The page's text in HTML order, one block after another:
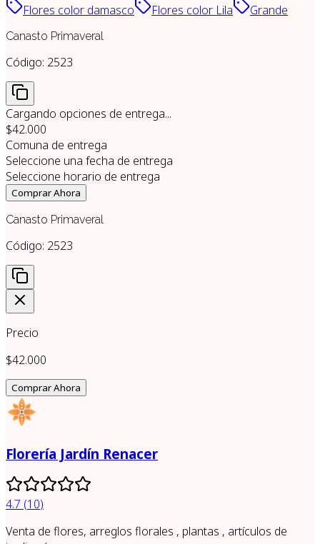
Flores color damasco
Flores color Lila Grande
Canasto Primaveral
Código: 2523
Cargando opciones de entrega...
$42.000
Comuna de entrega
Seleccione una fecha de entrega
Seleccione horario de entrega
Comprar Ahora
Canasto Primaveral
Código: 2523
Precio
$42.000
Comprar Ahora
Florería Jardín Renacer
4.7 (10)
Venta de flores, arreglos florales , plantas , artículos de